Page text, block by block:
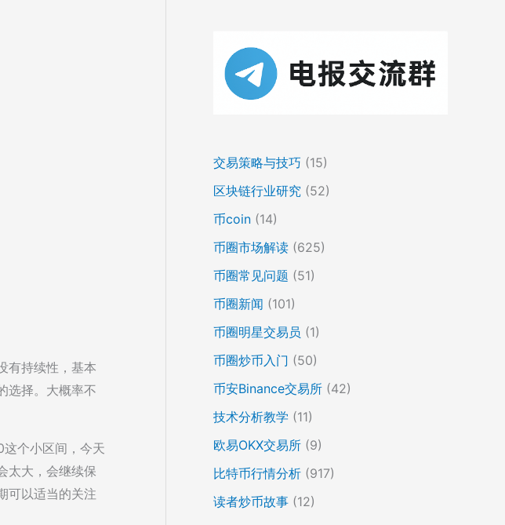
有持续性，基本
选择。大概率不
个小区间，今天
太大，会继续保
可以适当的关注
交易策略与技巧 (15)
区块链行业研究 (52)
币coin (14)
币圈市场解读 (625)
币圈常见问题 (51)
币圈新闻 (101)
币圈明星交易员 (1)
币圈炒币入门 (50)
币安Binance交易所 (42)
技术分析教学 (11)
欧易OKX交易所 (9)
比特币行情分析 (917)
读者炒币故事 (12)